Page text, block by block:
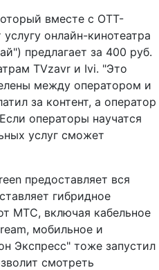
вместе с ОТТ-
онлайн-кинотеатра
предлагает за 400 руб.
TVzavr и Ivi. "Это
между оператором и
за контент, а оператор
операторы научатся
услуг сможет
предоставляет вся
гибридное
МТС, включая кабельное
мобильное и
Экспресс" тоже запустил
смотреть